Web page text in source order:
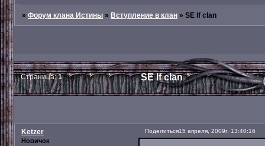
»Форум клана Истины »Вступление в клан »SE lf clan
SE lf clan
Страница:1
Поделиться15 апреля, 2009г. 13:40:16
Ketzer
Новичок